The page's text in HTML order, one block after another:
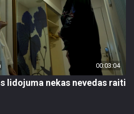
00:03:04
lidojuma nekas nevedas raiti